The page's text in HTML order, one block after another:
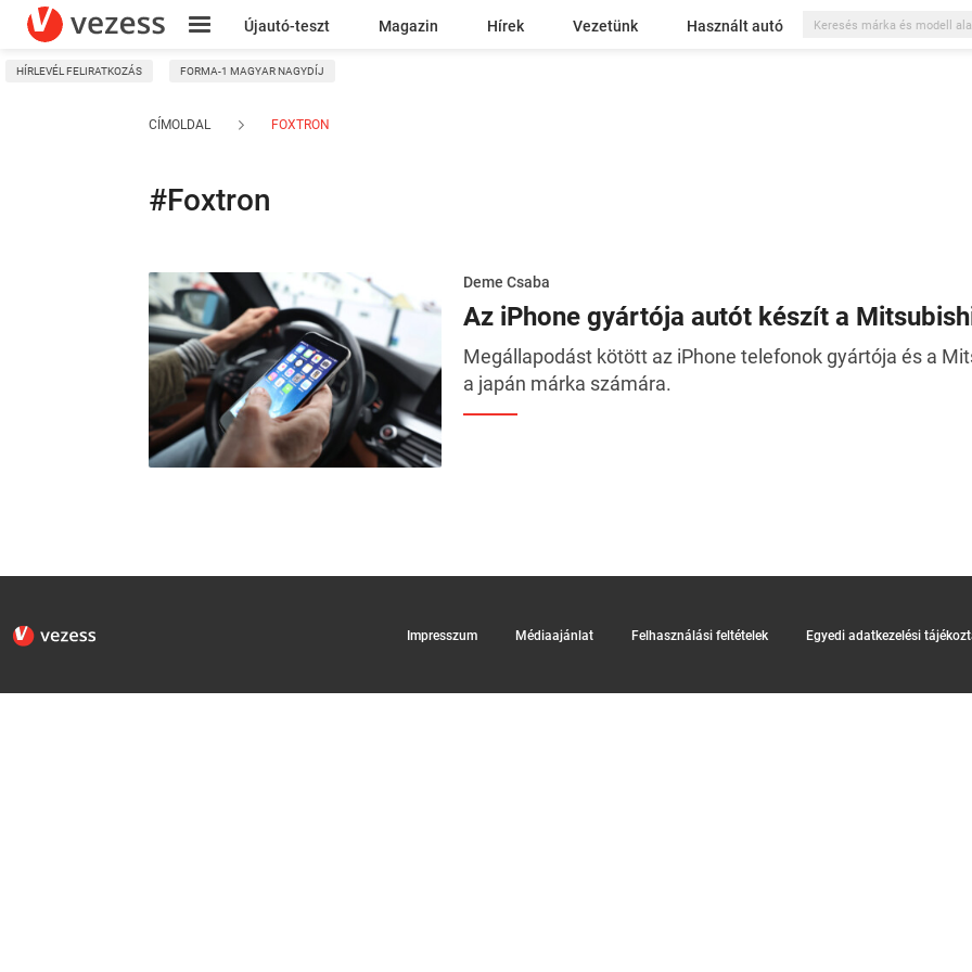
Újautó-teszt Magazin Hírek Vezetünk Használt autó
Kresz
HÍRLEVÉL FELIRATKOZÁS FORMA-1 MAGYAR NAGYDÍJ
CÍMOLDAL FOXTRON
#Foxtron
Deme Csaba
Az iPhone gyártója autót készít a
Megállapodást kötött az iPhone telefonok gyártója és a
a japán márka számára.
Impresszum Médiaajánlat Felhasználási feltételek Egyedi adatkezelési